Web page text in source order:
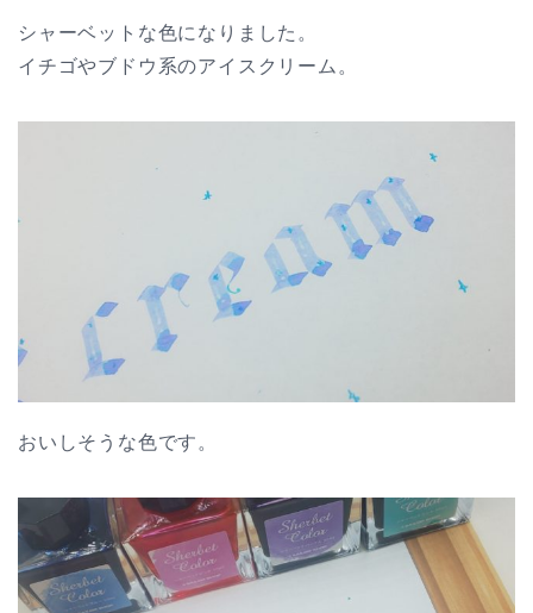
シャーベットな色になりました。
イチゴやブドウ系のアイスクリーム。
おいしそうな色です。